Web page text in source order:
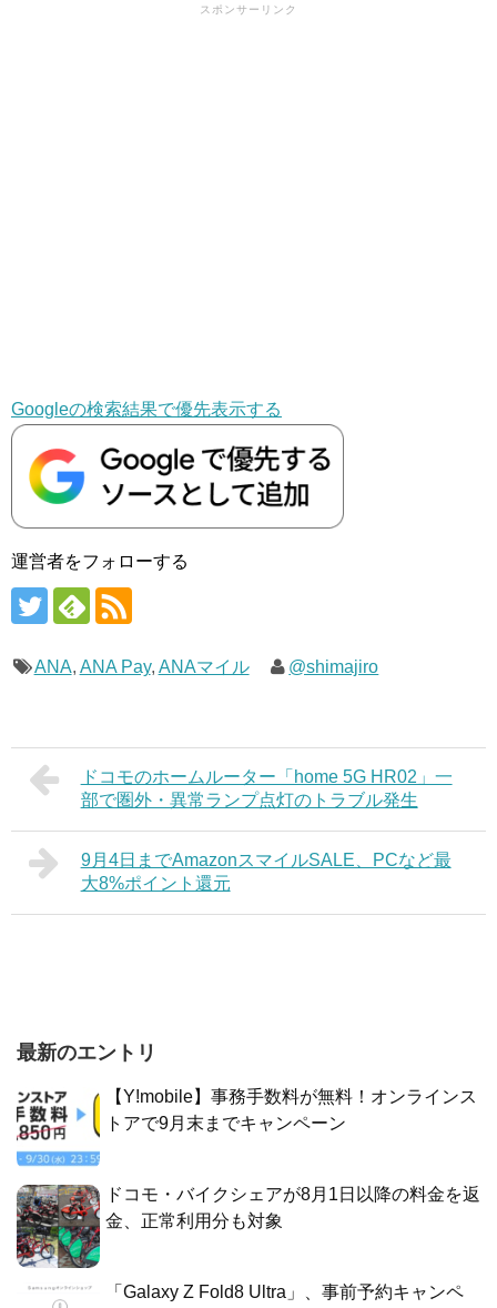
スポンサーリンク
Googleの検索結果で優先表示する
運営者をフォローする
ANA, ANA Pay, ANAマイル @shimajiro
ドコモのホームルーター「home 5G HR02」一
部で圏外・異常ランプ点灯のトラブル発生
9月4日までAmazonスマイルSALE、PCなど最
大8%ポイント還元
最新のエントリ
【Y!mobile】事務手数料が無料！オンラインス
トアで9月末までキャンペーン
ドコモ・バイクシェアが8月1日以降の料金を返
金、正常利用分も対象
「Galaxy Z Fold8 Ultra」、事前予約キャンペ